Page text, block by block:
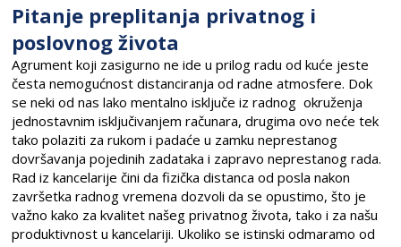
Pitanje preplitanja privatnog i
poslovnog života
Agrument koji zasigurno ne ide u prilog radu od kuće jeste
česta nemogućnost distanciranja od radne atmosfere. Dok
se neki od nas lako mentalno isključe iz radnog okruženja
jednostavnim isključivanjem računara, drugima ovo neće tek
tako polaziti za rukom i padaće u zamku neprestanog
dovršavanja pojedinih zadataka i zapravo neprestanog rada.
Rad iz kancelarije čini da fizička distanca od posla nakon
završetka radnog vremena dozvoli da se opustimo, što je
važno kako za kvalitet našeg privatnog života, tako i za našu
produktivnost u kancelariji. Ukoliko se istinski odmaramo od